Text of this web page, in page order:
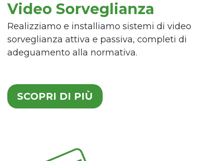
Video Sorveglianza
Realizziamo e installiamo sistemi di video
sorveglianza attiva e passiva, completi di
adeguamento alla normativa.
SCOPRI DI PIÙ